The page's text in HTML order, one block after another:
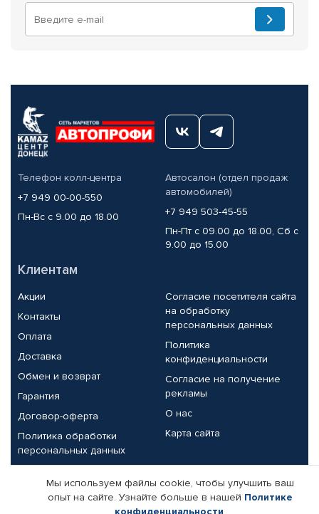
Телефон колл-центра
+7 949 00-00-550
Пн-Вс с 9.00 до 18.00
Автосалон (отдел продаж
автомобилей)
+7 949 503-45-55
Пн-Пт с 09.00 до 18.00, Сб с
9.00 до 15.00
Клиентам
Акции
Контакты
Оплата
Доставка
Обмен и возврат
Гарантия
Договор-оферта
Политика обработки
персональных данных
Согласие посетителя сайта
на обработку
персональных данных
Политика
конфиденциальности
Согласие на получение
рекламы
О нас
Карта сайта
Партнерам
Корпоративным клиентам Реквизиты компании
Мы используем файлы cookie, чтобы улучшить ваш
опыт на сайте. Узнайте больше в нашей Политике
конфиденциальности